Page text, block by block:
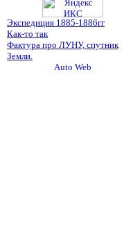
Экспедиция 1885-1886гг
Как-то так
Фактура про ЛУНУ, спутник
Земли.